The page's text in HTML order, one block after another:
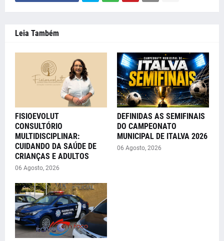
Leia Também
FISIOEVOLUT
CONSULTÓRIO
MULTIDISCIPLINAR:
CUIDANDO DA SAÚDE DE
CRIANÇAS E ADULTOS
06 Agosto, 2026
DEFINIDAS AS SEMIFINAIS
DO CAMPEONATO
MUNICIPAL DE ITALVA 2026
06 Agosto, 2026